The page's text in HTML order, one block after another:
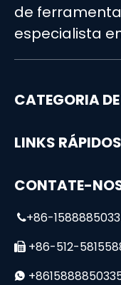
de
especialista
CATEGORIA
LINKS RÁPIDOS
CONTATE-
+86-
 +86-512-
